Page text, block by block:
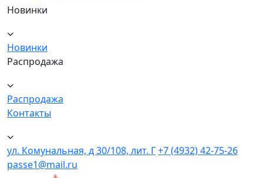
Новинки
Новинки
Распродажа
Распродажа
Контакты
ул. Комунальная, д 30/108, лит. Г+7 (4932) 42-75-26
passe1@mail.ru